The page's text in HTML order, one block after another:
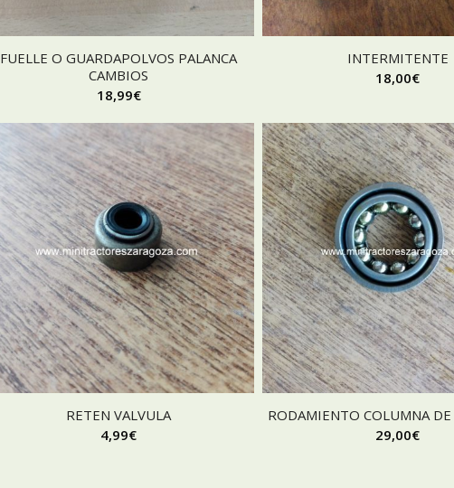
FUELLE O GUARDAPOLVOS PALANCA
CAMBIOS
18,99€
INTERMITENTE
18,00€
RETEN VALVULA
4,99€
RODAMIENTO COLUMNA
29,00€